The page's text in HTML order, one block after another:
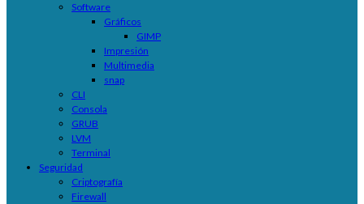
Software
Gráficos
GIMP
Impresión
Multimedia
snap
CLI
Consola
GRUB
LVM
Terminal
Seguridad
Criptografía
Firewall